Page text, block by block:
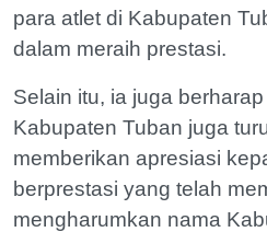
para atlet di Kabupaten
dalam meraih prestasi.
Selain itu, ia juga
Kabupaten Tuban juga
memberikan apresiasi
berprestasi yang telah
mengharumkan nama